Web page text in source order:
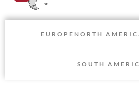
EUROPE NORTH
SOUTH